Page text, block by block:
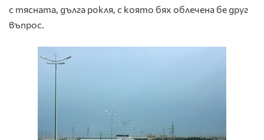
с тясната, дълга рокля, с която бях облечена бе друг
въпрос.